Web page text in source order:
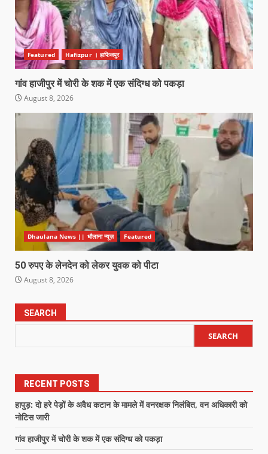
Featured Hafizpur । हाफिजपुर
गांव हाजीपुर में चोरी के शक में एक संदिग्ध को पकड़ा
August 8, 2026
Dhaulana News || धौलाना न्यूज़ Featured
50 रुपए के लेनदेन को लेकर युवक को पीटा
August 8, 2026
SEARCH
SEARCH
RECENT POSTS
हापुड़: दो हरे पेड़ों के अवैध कटान के मामले में वनरक्षक निलंबित, वन अधिकारी को
नोटिस जारी
गांव हाजीपुर में चोरी के शक में एक संदिग्ध को पकड़ा